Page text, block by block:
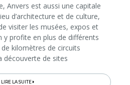
Anvers est aussi une capitale
d’architecture et de culture,
visiter les musées, expos et
y profite en plus de différents
kilomètres de circuits
découverte de sites
LIRE LA SUITE